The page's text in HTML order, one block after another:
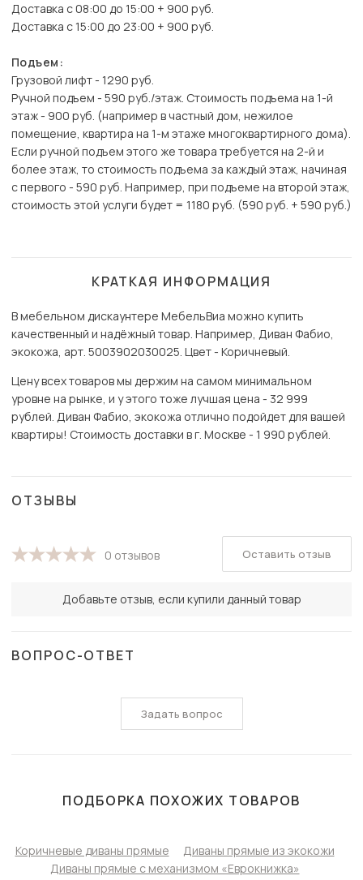
Доставка с 08:00 до 15:00 + 900 руб.
Доставка с 15:00 до 23:00 + 900 руб.
Подъем:
Грузовой лифт - 1290 руб.
Ручной подъем - 590 руб./этаж. Стоимость подъема на 1-й
этаж - 900 руб. (например в частный дом, нежилое
помещение, квартира на 1-м этаже многоквартирного дома).
Если ручной подъем этого же товара требуется на 2-й и
более этаж, то стоимость подъема за каждый этаж, начиная
с первого - 590 руб. Например, при подъеме на второй этаж,
стоимость этой услуги будет = 1180 руб. (590 руб. + 590 руб.)
КРАТКАЯ ИНФОРМАЦИЯ
В мебельном дискаунтере МебельВиа можно купить
качественный и надёжный товар. Например, Диван Фабио,
экокожа, арт. 5003902030025. Цвет - Коричневый.
Цену всех товаров мы держим на самом минимальном
уровне на рынке, и у этого тоже лучшая цена - 32 999
рублей. Диван Фабио, экокожа отлично подойдет для вашей
квартиры! Стоимость доставки в г. Москве - 1 990 рублей.
ОТЗЫВЫ
0 отзывов
Добавьте отзыв, если купили данный товар
Оставить отзыв
ВОПРОС-ОТВЕТ
Задать вопрос
ПОДБОРКА ПОХОЖИХ ТОВАРОВ
Коричневые диваны прямые
Диваны прямые из экокожи
Диваны прямые с механизмом «Еврокнижка»